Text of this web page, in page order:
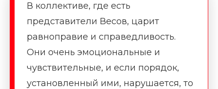
В коллективе, где есть
представители Весов, царит
равноправие и справедливость.
Они очень эмоциональные и
чувствительные, и если порядок,
установленный ими, нарушается, то